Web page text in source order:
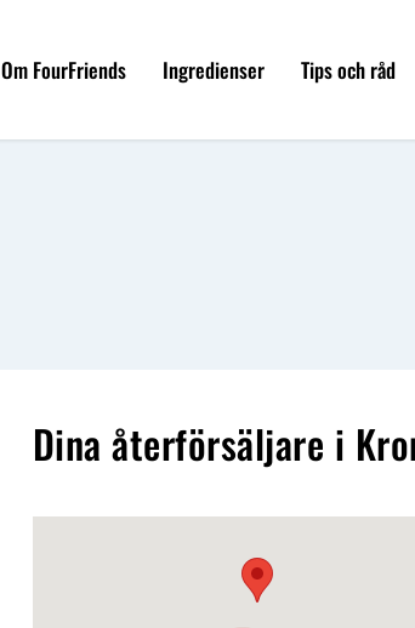
Om FourFriends Ingredienser Tips och råd
Dina återförsäljare i